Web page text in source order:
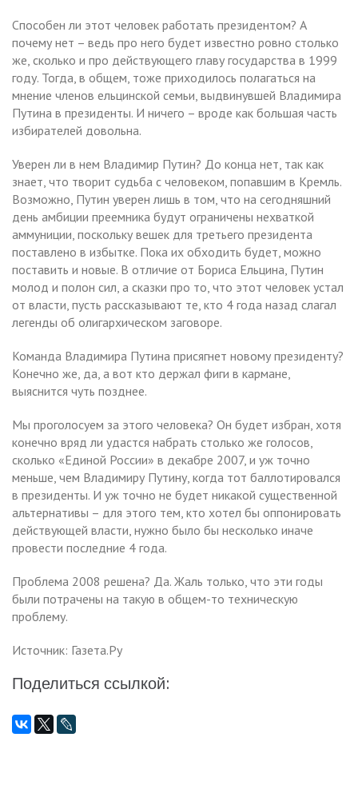
Способен ли этот человек работать президентом? А
почему нет – ведь про него будет известно ровно столько
же, сколько и про действующего главу государства в 1999
году. Тогда, в общем, тоже приходилось полагаться на
мнение членов ельцинской семьи, выдвинувшей Владимира
Путина в президенты. И ничего – вроде как большая часть
избирателей довольна.
Уверен ли в нем Владимир Путин? До конца нет, так как
знает, что творит судьба с человеком, попавшим в Кремль.
Возможно, Путин уверен лишь в том, что на сегодняшний
день амбиции преемника будут ограничены нехваткой
аммуниции, поскольку вешек для третьего президента
поставлено в избытке. Пока их обходить будет, можно
поставить и новые. В отличие от Бориса Ельцина, Путин
молод и полон сил, а сказки про то, что этот человек устал
от власти, пусть рассказывают те, кто 4 года назад слагал
легенды об олигархическом заговоре.
Команда Владимира Путина присягнет новому президенту?
Конечно же, да, а вот кто держал фиги в кармане,
выяснится чуть позднее.
Мы проголосуем за этого человека? Он будет избран, хотя
конечно вряд ли удастся набрать столько же голосов,
сколько «Единой России» в декабре 2007, и уж точно
меньше, чем Владимиру Путину, когда тот баллотировался
в президенты. И уж точно не будет никакой существенной
альтернативы – для этого тем, кто хотел бы оппонировать
действующей власти, нужно было бы несколько иначе
провести последние 4 года.
Проблема 2008 решена? Да. Жаль только, что эти годы
были потрачены на такую в общем-то техническую
проблему.
Источник: Газета.Ру
Поделиться ссылкой: